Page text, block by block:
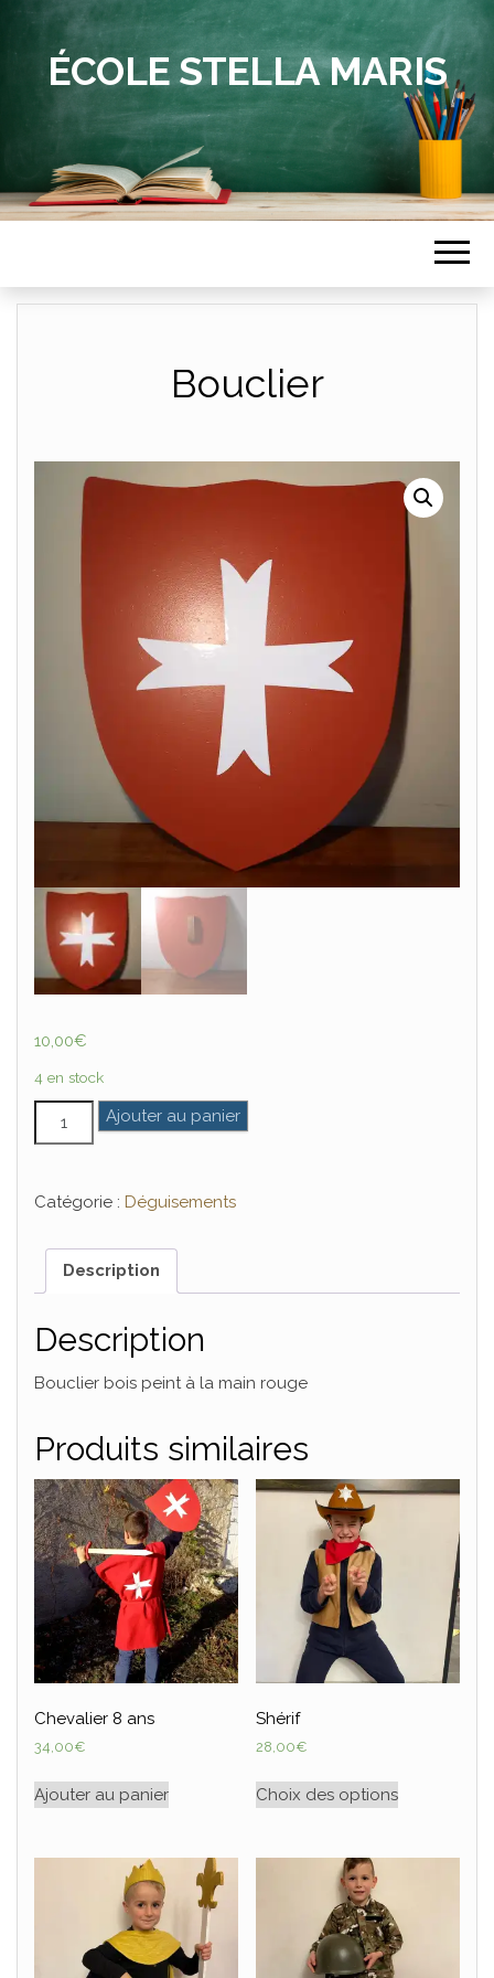
ÉCOLE STELLA MARIS
Bouclier
10,00€
4 en stock
quantité de Bouclier
Ajouter au panier
Catégorie : Déguisements
Description
Description
Bouclier bois peint à la main rouge
Produits similaires
Chevalier 8 ans
34,00€
Ajouter au panier
Shérif
28,00€
Choix des options